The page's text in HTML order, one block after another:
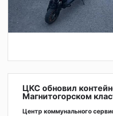
ЦКС обновил
Магнитогорском
Центр коммунального